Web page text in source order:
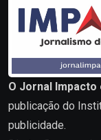
O Jornal Impacto
publicação do
publicidade.